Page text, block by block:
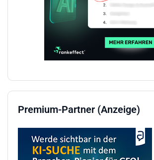
Premium-Partner (Anzeige)